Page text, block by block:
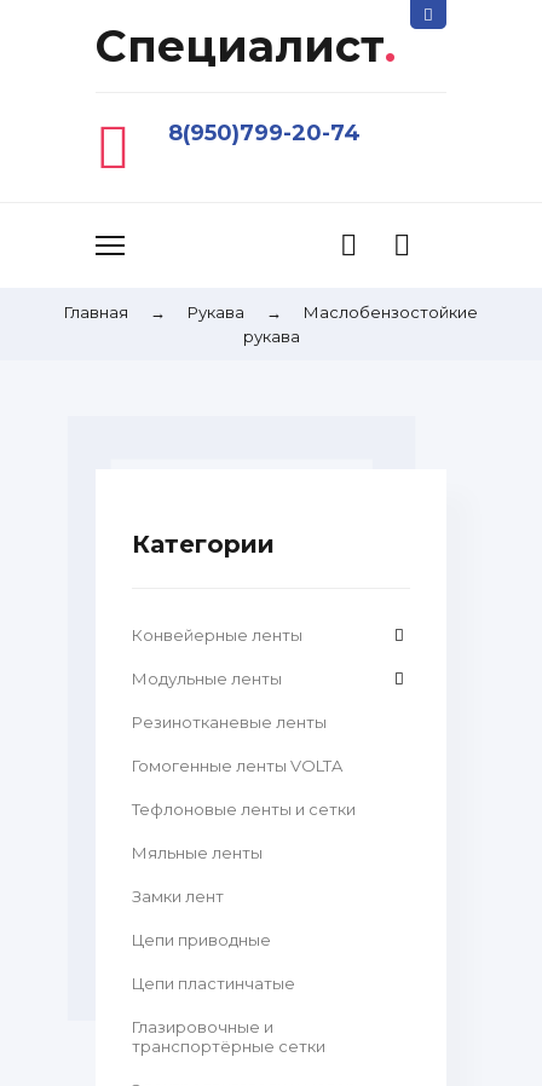
Специалист.
8(950)799-20-74
Главная → Рукава →
Маслобензостойкие
рукава
Категории
Конвейерные ленты
Модульные ленты
Резинотканевые ленты
Гомогенные ленты VOLTA
Тефлоновые ленты и сетки
Мяльные ленты
Замки лент
Цепи приводные
Цепи пластинчатые
Глазировочные и
транспортёрные сетки